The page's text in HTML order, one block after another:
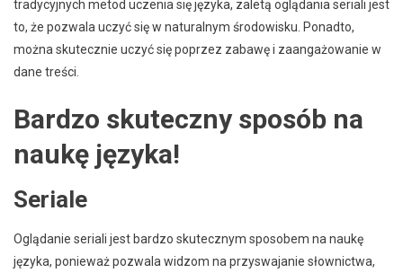
tradycyjnych metod uczenia się języka, zaletą oglądania seriali jest
to, że pozwala uczyć się w naturalnym środowisku. Ponadto,
można skutecznie uczyć się poprzez zabawę i zaangażowanie w
dane treści.
Bardzo skuteczny sposób na
naukę języka!
Seriale
Oglądanie seriali jest bardzo skutecznym sposobem na naukę
języka, ponieważ pozwala widzom na przyswajanie słownictwa,